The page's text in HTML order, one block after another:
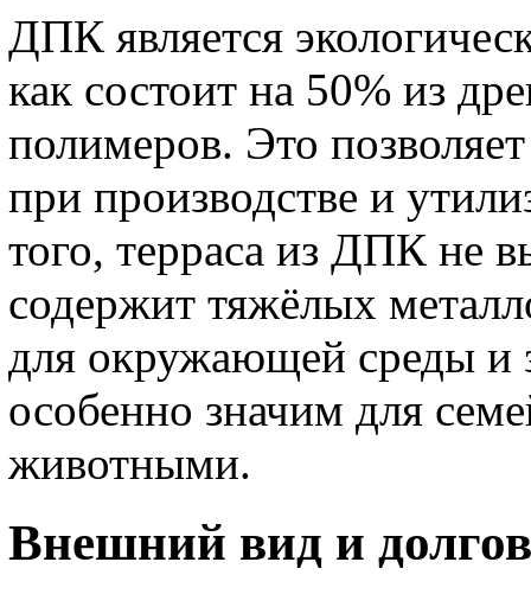
ДПК является
как состоит на 50% из
полимеров. Это
при производстве и
того, терраса из ДПК не
содержит тяжёлых
для окружающей среды и
особенно значим для
животными.
Внешний вид и